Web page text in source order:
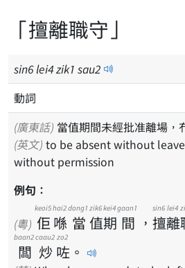
「擅離職守」
sin6lei4zik1 sau2
動詞
(廣東話) 當值期間未經批准離場，
(英文)
without permission
例句：
(粵) 佢
keoi5
喺
hai2
當
dong1
值
zik6
期
kei4
間
gaan1
， 擅
sin6
離
lei4
闆
baan2
炒
caau2
咗
zo2
。